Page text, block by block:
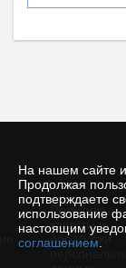
На нашем сайте
Продолжая
подтверждаете
использование
настоящим
соглашением
Политика
защиты и
обработки